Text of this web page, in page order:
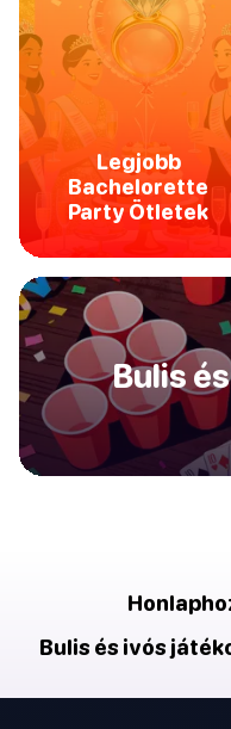
Legjobb
Bachelorette
Party Ötletek
Bulis
Bulis és ivós